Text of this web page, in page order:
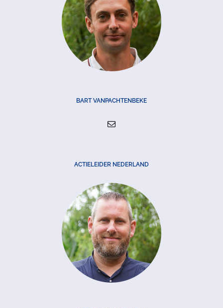
BART VANPACHTENBEKE
ACTIELEIDER NEDERLAND